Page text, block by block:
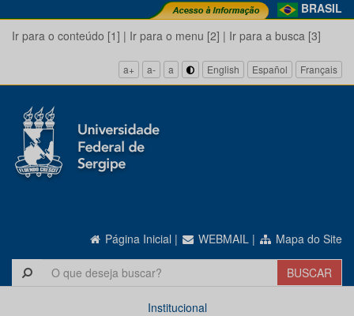
BRASIL
Ir para o conteúdo [1] | Ir para o menu [2] | Ir para a busca [3]
a+ a- a English Español Français
Página Inicial | WEBMAIL | Mapa do Site
Institucional